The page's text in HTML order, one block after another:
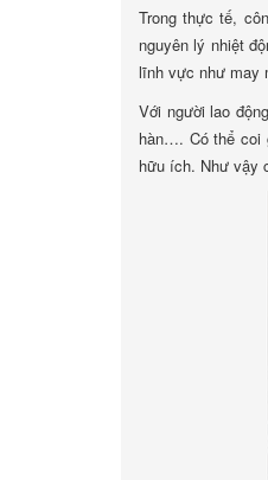
Trong thực tế,
nguyên lý nhiệt
lĩnh vực như may
Với người lao
hàn…. Có thể coi
hữu ích. Như vậy